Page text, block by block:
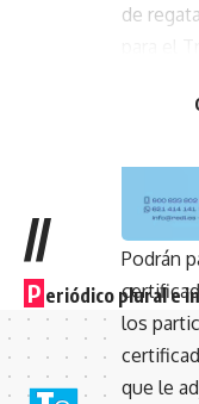
de
Podrán
los
que le
//
P eriódico plural e